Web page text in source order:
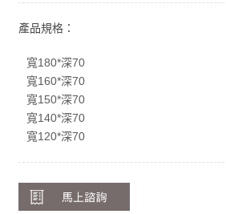
產品規格：
寬180*深70
寬160*深70
寬150*深70
寬140*深70
寬120*深70